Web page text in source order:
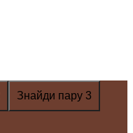
Знайди пару 3